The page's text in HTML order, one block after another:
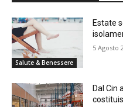
Salute & Benessere
Estate
5 Agosto
Dal Cin